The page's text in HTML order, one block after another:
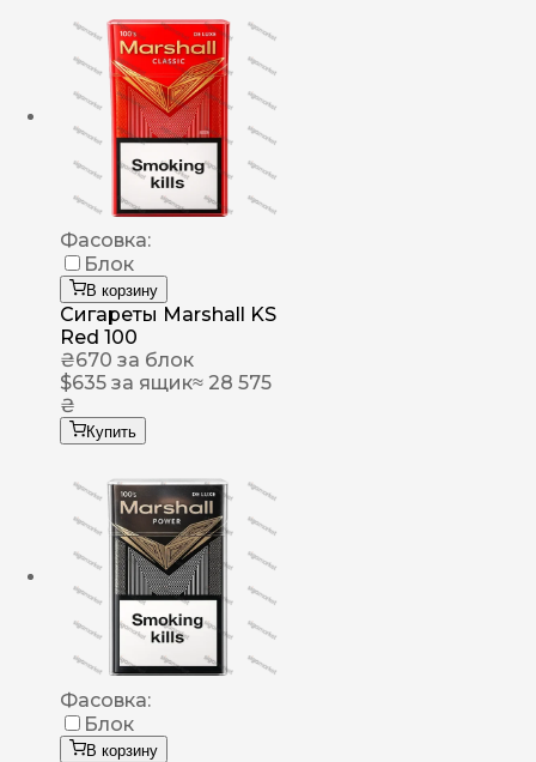
Фасовка:
Блок
В корзину
Сигареты Marshall KS
Red 100
₴670 за блок
$635 за ящик≈ 28 575
₴
Купить
Фасовка:
Блок
В корзину